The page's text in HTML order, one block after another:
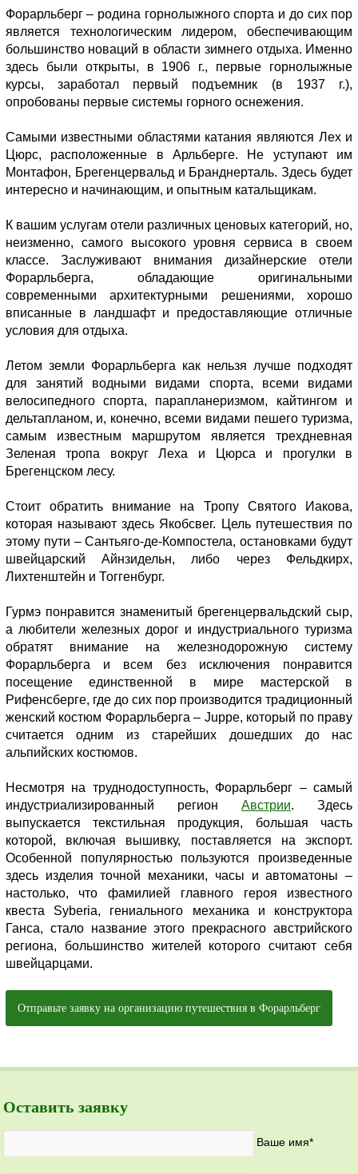
Форарльберг – родина горнолыжного спорта и до сих пор
является технологическим лидером, обеспечивающим
большинство новаций в области зимнего отдыха. Именно
здесь были открыты, в 1906 г., первые горнолыжные
курсы, заработал первый подъемник (в 1937 г.),
опробованы первые системы горного оснежения.
Самыми известными областями катания являются Лех и
Цюрс, расположенные в Арльберге. Не уступают им
Монтафон, Брегенцервальд и Бранднерталь. Здесь будет
интересно и начинающим, и опытным катальщикам.
К вашим услугам отели различных ценовых категорий, но,
неизменно, самого высокого уровня сервиса в своем
классе. Заслуживают внимания дизайнерские отели
Форарльберга, обладающие оригинальными
современными архитектурными решениями, хорошо
вписанные в ландшафт и предоставляющие отличные
условия для отдыха.
Летом земли Форарльберга как нельзя лучше подходят
для занятий водными видами спорта, всеми видами
велосипедного спорта, парапланеризмом, кайтингом и
дельтапланом, и, конечно, всеми видами пешего туризма,
самым известным маршрутом является трехдневная
Зеленая тропа вокруг Леха и Цюрса и прогулки в
Брегенцском лесу.
Стоит обратить внимание на Тропу Святого Иакова,
которая называют здесь Якобсвег. Цель путешествия по
этому пути – Сантьяго-де-Компостела, остановками будут
швейцарский Айнзидельн, либо через Фельдкирх,
Лихтенштейн и Тоггенбург.
Гурмэ понравится знаменитый брегенцервальдский сыр,
а любители железных дорог и индустриального туризма
обратят внимание на железнодорожную систему
Форарльберга и всем без исключения понравится
посещение единственной в мире мастерской в
Рифенсберге, где до сих пор производится традиционный
женский костюм Форарльберга – Juppe, который по праву
считается одним из старейших дошедших до нас
альпийских костюмов.
Несмотря на труднодоступность, Форарльберг – самый
индустриализированный регионАвстрии. Здесь
выпускается текстильная продукция, большая часть
которой, включая вышивку, поставляется на экспорт.
Особенной популярностью пользуются произведенные
здесь изделия точной механики, часы и автоматоны –
настолько, что фамилией главного героя известного
квеста Syberia, гениального механика и конструктора
Ганса, стало название этого прекрасного австрийского
региона, большинство жителей которого считают себя
швейцарцами.
Отправьте заявку на организацию путешествия в Форарльберг
Оставить заявку
Ваше имя*